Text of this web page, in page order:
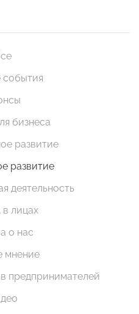
события
бизнеса
развитие
развитие
деятельность
лицах
о нас
мнение
предпринимателей